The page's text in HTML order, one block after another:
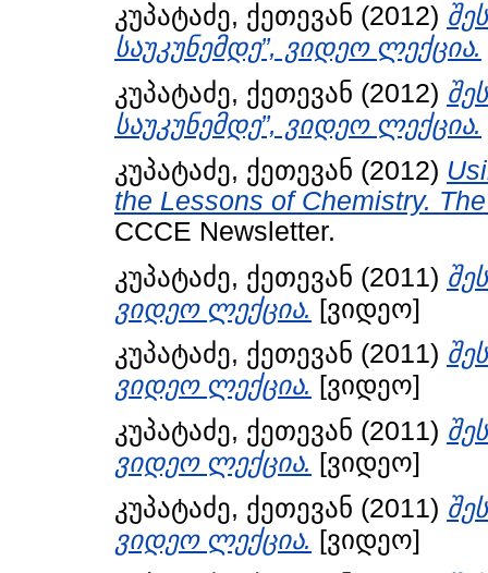
კუპატაძე, ქეთევან (2012)
საუკუნემდე”, ვიდეო ლექცია.
კუპატაძე, ქეთევან (2012)
საუკუნემდე”, ვიდეო ლექცია.
კუპატაძე, ქეთევან (2012)
the Lessons of Chemistry.
CCCE Newsletter.
კუპატაძე, ქეთევან (2011)
ვიდეო ლექცია. [ვიდეო]
კუპატაძე, ქეთევან (2011)
ვიდეო ლექცია. [ვიდეო]
კუპატაძე, ქეთევან (2011)
ვიდეო ლექცია. [ვიდეო]
კუპატაძე, ქეთევან (2011)
ვიდეო ლექცია. [ვიდეო]